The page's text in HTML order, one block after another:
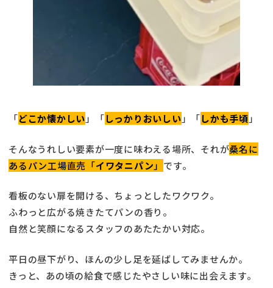
「どこか懐かしい」「しっかりおいしい」「しかも手頃」
そんなうれしい要素が一度に味わえる場所、それが桑名に
あるパン工場直売「イワタニパン 」 です。
看板のない扉を開ける、ちょっとしたワクワク。
ふわっと広がる焼きたてパンの香り。
自然と笑顔になるスタッフのあたたかい対応。
平日の昼下がり、ほんの少し足を延ばしてみませんか。
きっと、あの頃の給食で感じたやさしい味に出会えます。